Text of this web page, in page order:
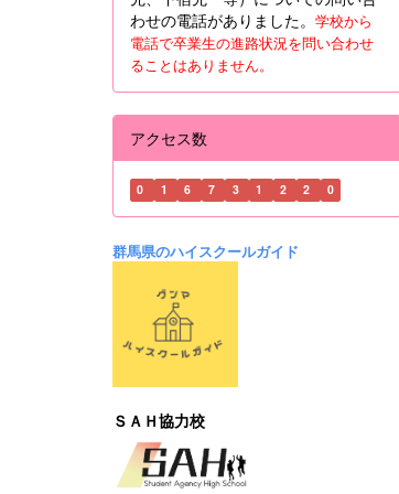
わせの電話がありました。 学校から
電話で卒業生の進路状況を問い合わせ
ることはありません。
アクセス数
0 1 6 7 3 1 2 2 0
群馬県のハイスクールガイド
ＳＡＨ協力校